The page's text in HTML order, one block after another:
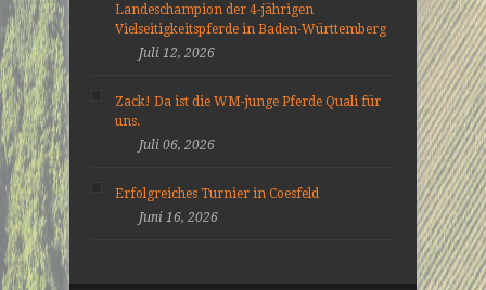
Landeschampion der 4-jährigen
Vielseitigkeitspferde in Baden-Württemberg
Juli 12, 2026
Zack! Da ist die WM-junge Pferde Quali für
uns.
Juli 06, 2026
Erfolgreiches Turnier in Coesfeld
Juni 16, 2026